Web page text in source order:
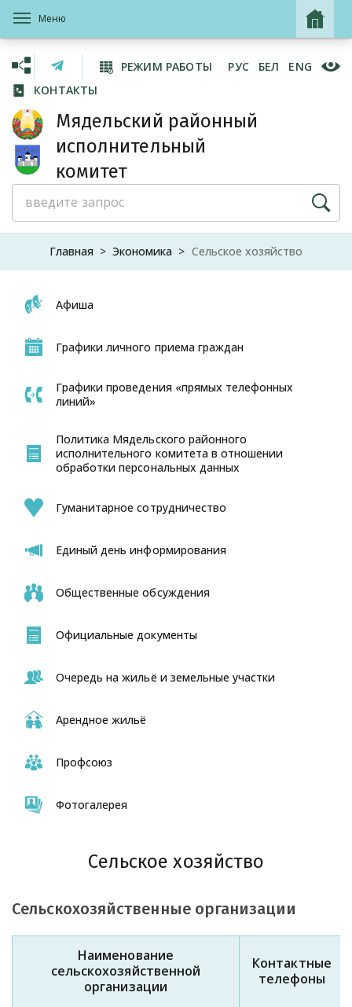
Меню
КОНТАКТЫ
РЕЖИМ РАБОТЫ РУС БЕЛ ENG
Мядельский районный
исполнительный
комитет
Главная Экономика Сельское хозяйство
Афиша
Графики личного приема граждан
Графики проведения «прямых телефонных
линий»
Политика Мядельского районного
исполнительного комитета в отношении
обработки персональных данных
Гуманитарное сотрудничество
Единый день информирования
Общественные обсуждения
Официальные документы
Очередь на жильё и земельные участки
Арендное жильё
Профсоюз
Фотогалерея
Сельское хозяйство
Сельскохозяйственные организации
Наименование
сельскохозяйственной
организации
Контактные
телефоны